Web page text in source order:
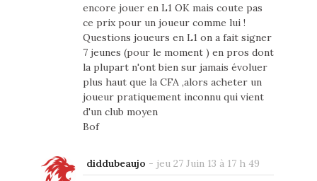
encore jouer en L1 OK mais coute pas
ce prix pour un joueur comme lui !
Questions joueurs en L1 on a fait signer
7 jeunes (pour le moment ) en pros dont
la plupart n'ont bien sur jamais évoluer
plus haut que la CFA ,alors acheter un
joueur pratiquement inconnu qui vient
d'un club moyen
Bof
diddubeaujo - jeu 27 Juin 13 à 17 h 49